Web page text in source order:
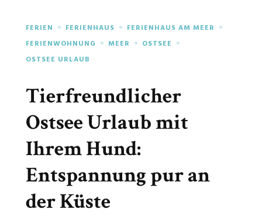
FERIEN FERIENHAUS
FERIENHAUS AM MEER
FERIENWOHNUNG
MEER
OSTSEE
OSTSEE URLAUB
Tierfreundlicher
Ostsee Urlaub mit
Ihrem Hund:
Entspannung pur an
der Küste